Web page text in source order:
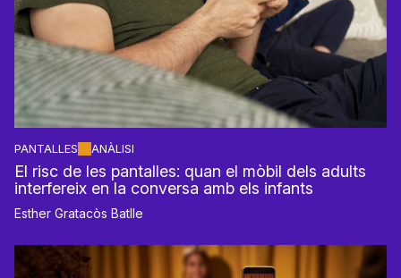
PANTALLES ANÀLISI
El risc de les pantalles: quan el mòbil dels adults
interfereix en la conversa amb els infants
Esther Gratacòs Batlle